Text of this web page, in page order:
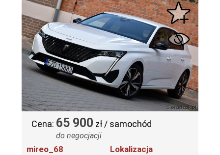
Cena: 65 900 zł / samochód
do negocjacji
mireo_68 Lokalizacja